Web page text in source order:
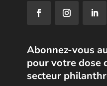
Abonnez-vous
pour votre dose
secteur